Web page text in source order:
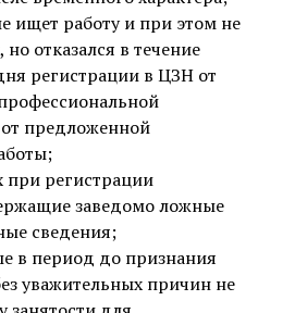
ищет работу и при этом не
отказался в течение
регистрации в ЦЗН от
предложенной
при регистрации
заведомо ложные
сведения;
в период до признания
уважительных причин не